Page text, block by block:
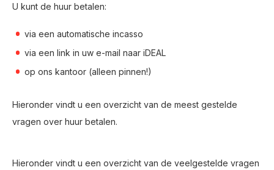
U kunt de huur betalen:
via een automatische incasso
via een link in uw e-mail naar iDEAL
op ons kantoor (alleen pinnen!)
Hieronder vindt u een overzicht van de meest gestelde
vragen over huur betalen.
Hieronder vindt u een overzicht van de veelgestelde vragen